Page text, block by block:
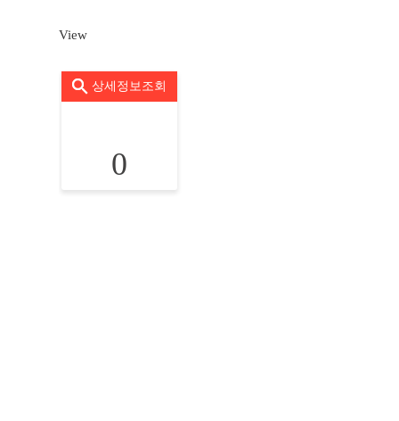
View
상세정보조회
0